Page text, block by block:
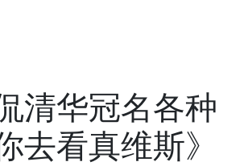
清华冠名各种
去看真维斯》